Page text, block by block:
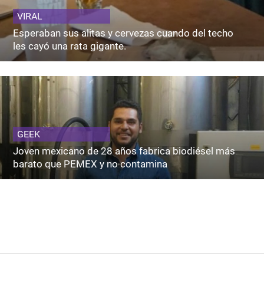
VIRAL
Esperaban sus alitas y cervezas cuando del techo
les cayó una rata gigante.
GEEK
Joven mexicano de 28 años fabrica biodiésel más
barato que PEMEX y no contamina